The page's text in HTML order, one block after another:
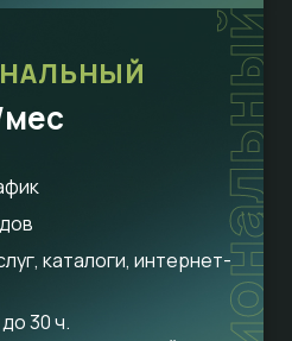
каталоги, интернет-
до 30 ч.